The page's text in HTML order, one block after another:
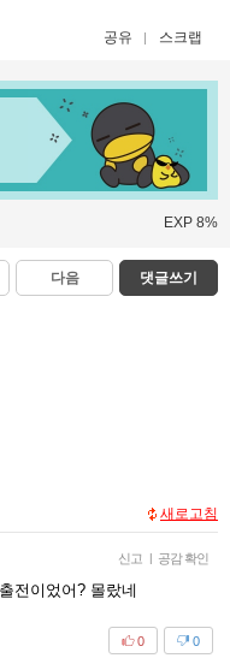
공유 스크랩
EXP 8%
다음 댓글쓰기
새로고침
신고 | 공감 확인
전이었어? 몰랐네
0
0